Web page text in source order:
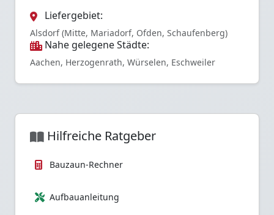
Liefergebiet:
Alsdorf (Mitte, Mariadorf, Ofden, Schaufenberg)
Nahe gelegene Städte:
Aachen, Herzogenrath, Würselen, Eschweiler
Hilfreiche Ratgeber
Bauzaun-Rechner
Aufbauanleitung